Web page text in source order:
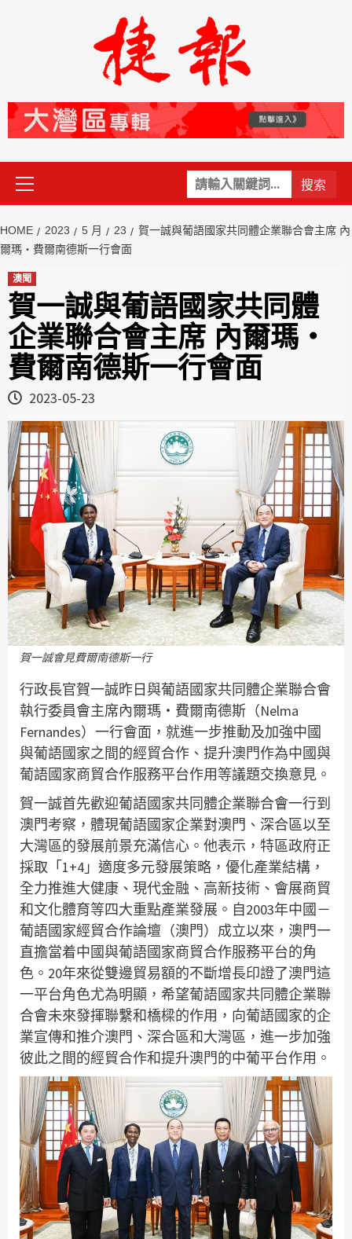
關
鍵
Primary
Menu
HOME 2023 5 月 23
賀一誠與葡語國家共同體企業聯合會主席 內
爾瑪‧費爾南德斯一行會面
澳聞
賀一誠與葡語國家共同體
企業聯合會主席 內爾瑪‧
費爾南德斯一行會面
2023-05-23
賀一誠會見費爾南德斯一行
行政長官賀一誠昨日與葡語國家共同體企業聯合會
執行委員會主席內爾瑪‧費爾南德斯（Nelma
Fernandes）一行會面，就進一步推動及加強中國
與葡語國家之間的經貿合作、提升澳門作為中國與
葡語國家商貿合作服務平台作用等議題交換意見。
賀一誠首先歡迎葡語國家共同體企業聯合會一行到
澳門考察，體現葡語國家企業對澳門、深合區以至
大灣區的發展前景充滿信心。他表示，特區政府正
採取「1+4」適度多元發展策略，優化產業結構，
全力推進大健康、現代金融、高新技術、會展商貿
和文化體育等四大重點產業發展。自2003年中國－
葡語國家經貿合作論壇（澳門）成立以來，澳門一
直擔當着中國與葡語國家商貿合作服務平台的角
色。20年來從雙邊貿易額的不斷增長印證了澳門這
一平台角色尤為明顯，希望葡語國家共同體企業聯
合會未來發揮聯繫和橋樑的作用，向葡語國家的企
業宣傳和推介澳門、深合區和大灣區，進一步加強
彼此之間的經貿合作和提升澳門的中葡平台作用。